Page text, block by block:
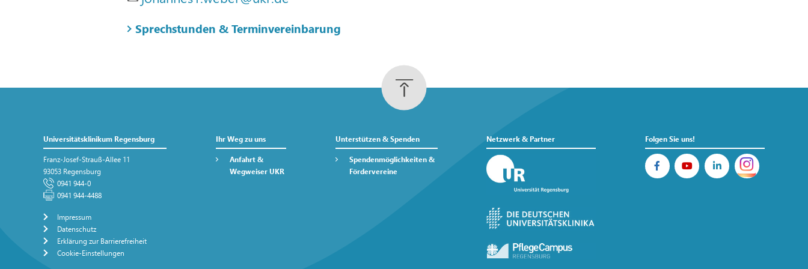
Sprechstunden & Terminvereinbarung
Universitätsklinikum Regensburg
Franz-Josef-Strauß-Allee 11
93053 Regensburg
0941 944-0
0941 944-4488
Impressum
Datenschutz
Erklärung zur Barrierefreiheit
Cookie-Einstellungen
Ihr Weg zu uns
Anfahrt &
Wegweiser UKR
Unterstützen & Spenden
Spendenmöglichkeiten &
Fördervereine
Netzwerk & Partner Folgen Sie uns!